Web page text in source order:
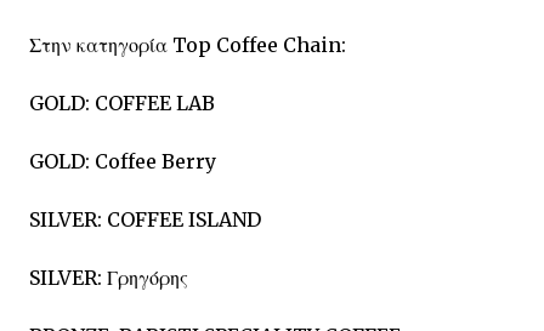
Στην κατηγορία Top Coffee Chain:
GOLD: COFFEE LAB
GOLD: Coffee Berry
SILVER: COFFEE ISLAND
SILVER: Γρηγόρης